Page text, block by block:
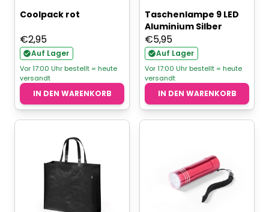
Coolpack rot
€2,95
Auf Lager
Vor 17:00 Uhr bestellt = heute
versandt
IN DEN WARENKORB
Taschenlampe 9 LED
Aluminium Silber
€5,95
Auf Lager
Vor 17:00 Uhr bestellt = heute
versandt
IN DEN WARENKORB